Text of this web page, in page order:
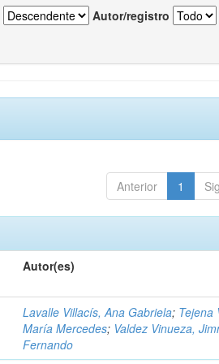
Autor/registro
Anterior 1
Autor(es)
Lavalle Villacís, Ana Gabriela; Tejena
María Mercedes; Valdez Vinueza,
Fernando